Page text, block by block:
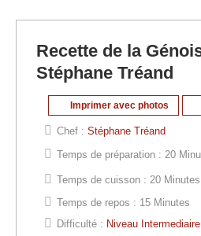
Recette de la
Stéphane Tréand
Imprimer avec photos
Chef : Stéphane Tréand
Temps de préparation : 20
Temps de cuisson : 20 Minutes
Temps de repos : 15 Minutes
Difficulté : Niveau Intermediaire